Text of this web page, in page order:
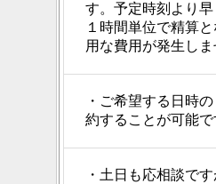
す。予定時刻より早
１時間単位で精算
用な費用が発生しま
・ご希望する日時
約することが可能で
・土日も応相談で